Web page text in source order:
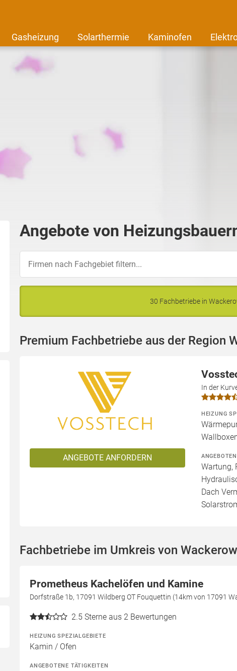
Gasheizung Solarthermie Kaminofen
Angebote von
30 Fachbetriebe in
Premium Fachbetriebe aus der Region
ANGEBOTE ANFORDERN
In der
HEIZUNG
Wartung,
Dach
Fachbetriebe im Umkreis von Wackerow
Prometheus Kachelöfen und Kamine
Dorfstraße 1b, 17091 Wildberg OT Fouquettin (14km von 17091
2.5 Sterne aus 2 Bewertungen
HEIZUNG SPEZIALGEBIETE
Kamin / Ofen
ANGEBOTENE TÄTIGKEITEN